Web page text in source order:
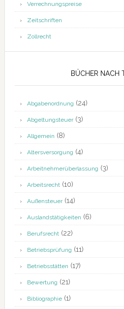
Verrechnungspreise
Zeitschriften
Zollrecht
BÜCHER NACH
Abgabenordnung (24)
Abgeltungsteuer(3)
Allgemein (8)
Altersversorgung (4)
Arbeitnehmerüberlassung (3)
Arbeitsrecht(10)
Außensteuer(14)
Auslandstätigkeiten (6)
Berufsrecht(22)
Betriebsprüfung (11)
Betriebsstätten (17)
Bewertung (21)
Bibliographie(1)